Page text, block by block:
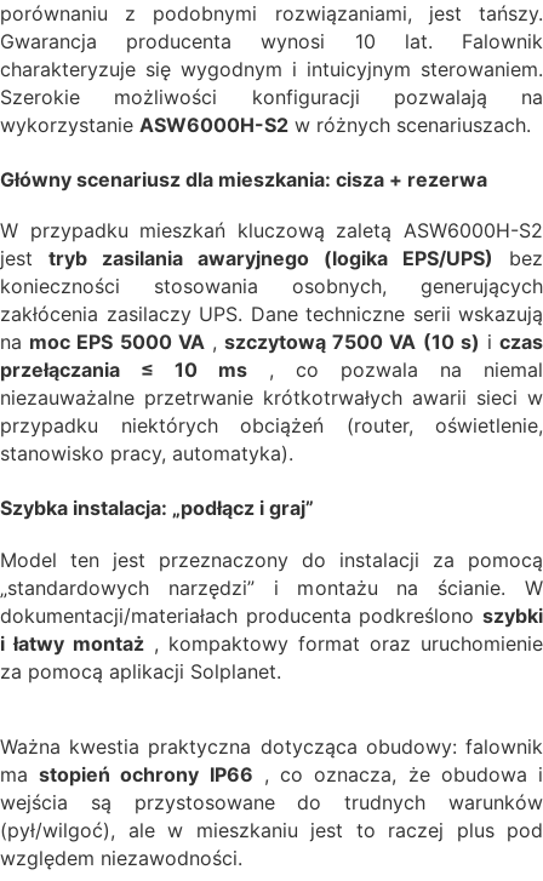
porównaniu z podobnymi rozwiązaniami, jest tańszy.
Gwarancja producenta wynosi 10 lat. Falownik
charakteryzuje się wygodnym i intuicyjnym sterowaniem.
Szerokie możliwości konfiguracji pozwalają na
wykorzystanie ASW6000H-S2 w różnych scenariuszach.
Główny scenariusz dla mieszkania: cisza + rezerwa
W przypadku mieszkań kluczową zaletą ASW6000H-S2
jest tryb zasilania awaryjnego (logika EPS/UPS) bez
konieczności stosowania osobnych, generujących
zakłócenia zasilaczy UPS. Dane techniczne serii wskazują
na moc EPS 5000 VA,szczytową 7500 VA (10 s) iczas
przełączania ≤ 10 ms , co pozwala na niemal
niezauważalne przetrwanie krótkotrwałych awarii sieci w
przypadku niektórych obciążeń (router, oświetlenie,
stanowisko pracy, automatyka).
Szybka instalacja: „podłącz i graj”
Model ten jest przeznaczony do instalacji za pomocą
„standardowych narzędzi” i montażu na ścianie. W
dokumentacji/materiałach producenta podkreślono szybki
i łatwy montaż , kompaktowy format oraz uruchomienie
za pomocą aplikacji Solplanet.
Ważna kwestia praktyczna dotycząca obudowy: falownik
mastopień ochrony IP66 , co oznacza, że obudowa i
wejścia są przystosowane do trudnych warunków
(pył/wilgoć), ale w mieszkaniu jest to raczej plus pod
względem niezawodności.